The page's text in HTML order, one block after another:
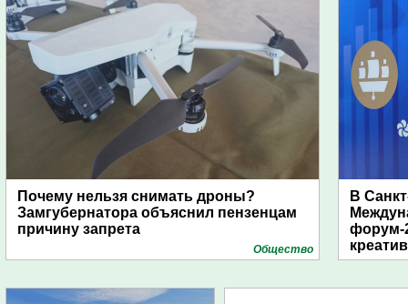
Почему нельзя снимать дроны?
Замгубернатора объяснил пензенцам
причину запрета
Общество
В
форум-